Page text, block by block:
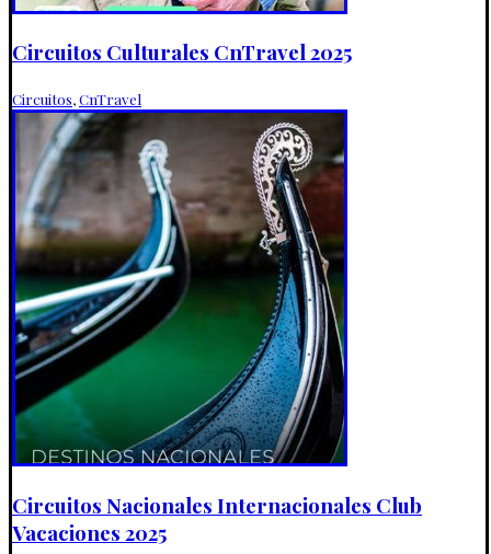
Circuitos Culturales CnTravel 2025
Circuitos,CnTravel
Circuitos Nacionales Internacionales Club
Vacaciones 2025